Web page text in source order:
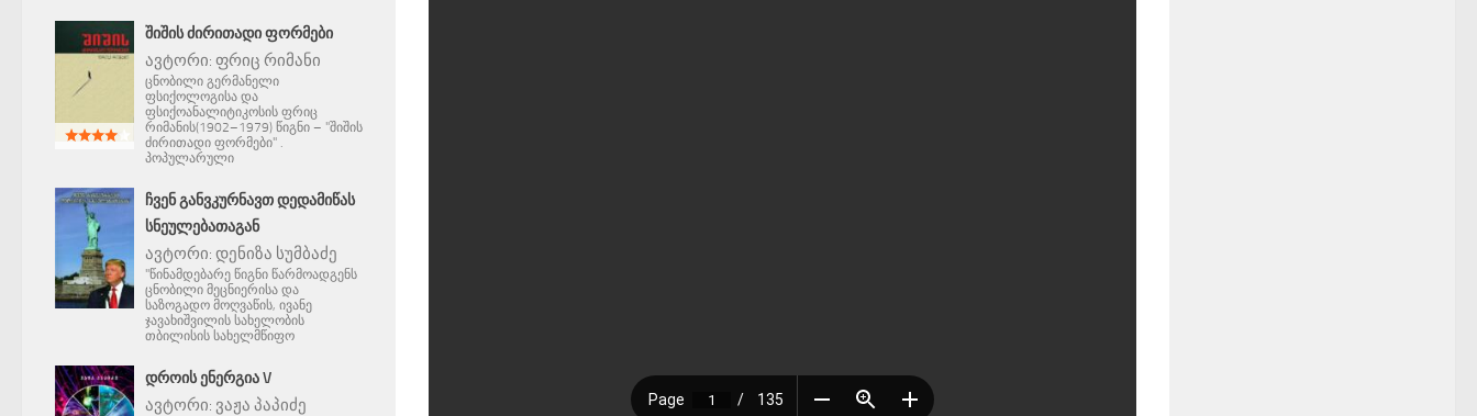
ᲨᲘᲨᲘᲡ ᲫᲘᲠᲘᲗᲐᲓᲘ ᲤᲝᲠᲛᲔᲑᲘ
ავტორი: ფრიც რიმანი
ცნობილი გერმანელი
ფსიქოლოგისა და
ფსიქოანალიტიკოსის ფრიც
რიმანის(1902–1979) წიგნი – "შიშის
ძირითადი ფორმები" .
პოპულარული
ᲩᲕᲔᲜ ᲒᲐᲜᲕᲙᲣᲠᲜᲐᲕᲗ ᲓᲔᲓᲐᲛᲘᲬᲐᲡ
ᲡᲜᲔᲣᲚᲔᲑᲐᲗᲐᲒᲐᲜ
ავტორი: დენიზა სუმბაძე
"წინამდებარე წიგნი წარმოადგენს
ცნობილი მეცნიერისა და
საზოგადო მოღვაწის, ივანე
ჯავახიშვილის სახელობის
თბილისის სახელმწიფო
ᲓᲠᲝᲘᲡ ᲔᲜᲔᲠᲒᲘᲐ V
ავტორი: ვაჟა პაპიძე